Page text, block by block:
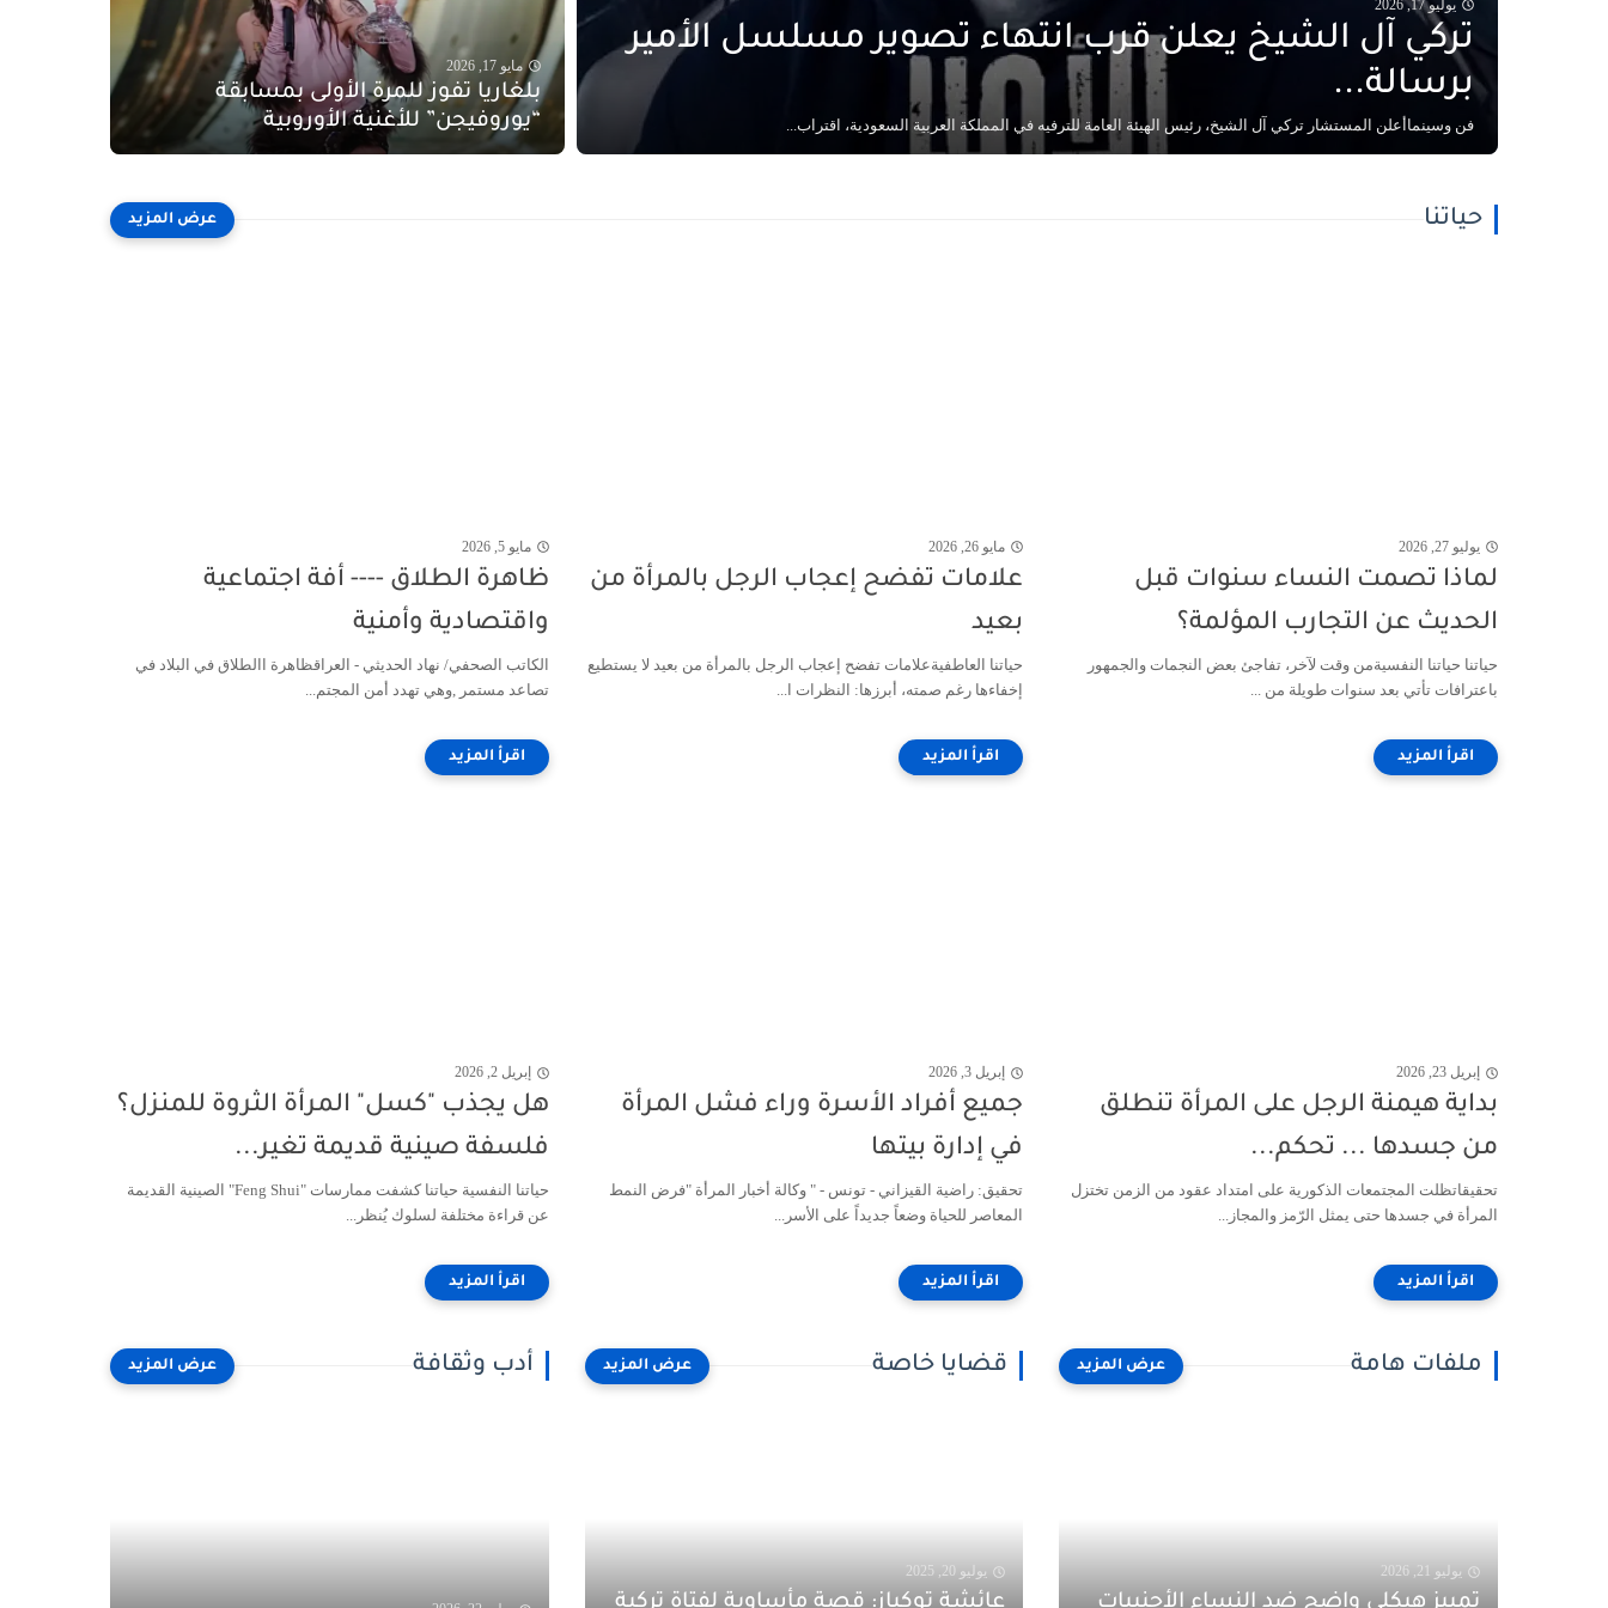
يوليو 17, 2026
تركي آل الشيخ يعلن قرب انتهاء تصوير مسلسل الأمير
برسالة...
فن وسينماأعلن المستشار تركي آل الشيخ، رئيس الهيئة العامة للترفيه في المملكة العربية السعودية، اقتراب...
مايو 17, 2026
بلغاريا تفوز للمرة الأولى بمسابقة
“يوروفيجن” للأغنية الأوروبية
حياتنا
يوليو 27, 2026
لماذا تصمت النساء سنوات قبل
الحديث عن التجارب المؤلمة؟
حياتنا حياتنا النفسيةمن وقت لآخر، تفاجئ بعض النجمات والجمهور
باعترافات تأتي بعد سنوات طويلة من ...
مايو 26, 2026
علامات تفضح إعجاب الرجل بالمرأة من
بعيد
حياتنا العاطفيةعلامات تفضح إعجاب الرجل بالمرأة من بعيد لا يستطيع
إخفاءها رغم صمته، أبرزها: النظرات ا...
مايو 5, 2026
ظاهرة الطلاق ---- أفة اجتماعية
واقتصادية وأمنية
الكاتب الصحفي/ نهاد الحديثي - العراقظاهرة االطلاق في البلاد في
تصاعد مستمر ,وهي تهدد أمن المجتم...
إبريل 23, 2026
بداية هيمنة الرجل على المرأة تنطلق
من جسدها ... تحكم...
تحقيقاتظلت المجتمعات الذكورية على امتداد عقود من الزمن تختزل
المرأة في جسدها حتى يمثل الرّمز والمجاز...
إبريل 3, 2026
جميع أفراد الأسرة وراء فشل المرأة
في إدارة بيتها
تحقيق: راضية القيزاني - تونس - " وكالة أخبار المرأة "فرض النمط
المعاصر للحياة وضعاً جديداً على الأسر...
إبريل 2, 2026
هل يجذب "كسل" المرأة الثروة للمنزل؟
فلسفة صينية قديمة تغير...
حياتنا النفسية حياتنا كشفت ممارسات "Feng Shui" الصينية القديمة
عن قراءة مختلفة لسلوك يُنظر...
ملفات هامة
يوليو 21, 2026
قضايا خاصة
يوليو 20, 2025
أدب وثقافة